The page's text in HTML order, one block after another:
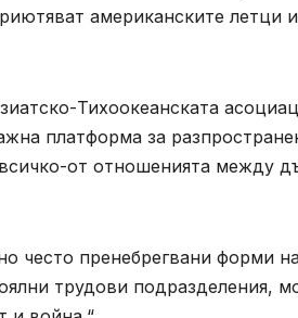
американските летци
Тихоокеанската
платформа за
от отношенията между
често пренебрегвани форми
трудови подразделения,